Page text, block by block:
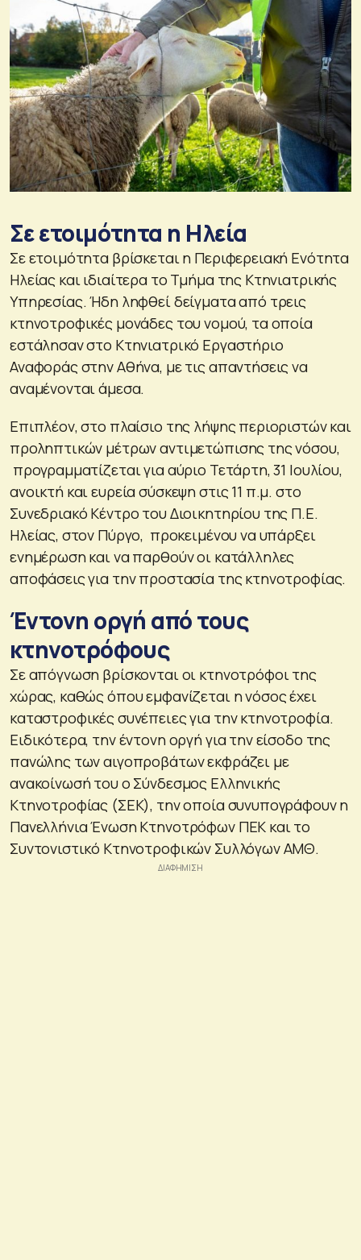
Σε ετοιμότητα η Ηλεία
Σε ετοιμότητα βρίσκεται η Περιφερειακή Ενότητα
Ηλείας και ιδιαίτερα το Τμήμα της Κτηνιατρικής
Υπηρεσίας. Ήδη ληφθεί δείγματα από τρεις
κτηνοτροφικές μονάδες του νομού, τα οποία
εστάλησαν στο Κτηνιατρικό Εργαστήριο
Αναφοράς στην Αθήνα, με τις απαντήσεις να
αναμένονται άμεσα.
Επιπλέον, στο πλαίσιο της λήψης περιοριστών και
προληπτικών μέτρων αντιμετώπισης της νόσου,
προγραμματίζεται για αύριο Τετάρτη, 31 Ιουλίου,
ανοικτή και ευρεία σύσκεψη στις 11 π.μ. στο
Συνεδριακό Κέντρο του Διοικητηρίου της Π.Ε.
Ηλείας, στον Πύργο, προκειμένου να υπάρξει
ενημέρωση και να παρθούν οι κατάλληλες
αποφάσεις για την προστασία της κτηνοτροφίας.
Έντονη οργή από τους
κτηνοτρόφους
Σε απόγνωση βρίσκονται οι κτηνοτρόφοι της
χώρας, καθώς όπου εμφανίζεται η νόσος έχει
καταστροφικές συνέπειες για την κτηνοτροφία.
Ειδικότερα, την έντονη οργή για την είσοδο της
πανώλης των αιγοπροβάτων εκφράζει με
ανακοίνωσή του ο Σύνδεσμος Ελληνικής
Κτηνοτροφίας (ΣΕΚ), την οποία συνυπογράφουν η
Πανελλήνια Ένωση Κτηνοτρόφων ΠΕΚ και το
Συντονιστικό Κτηνοτροφικών Συλλόγων ΑΜΘ.